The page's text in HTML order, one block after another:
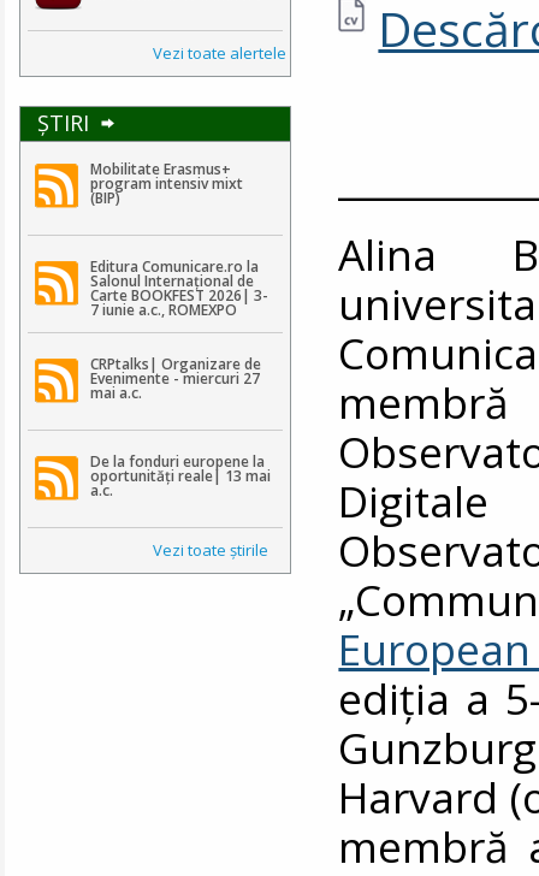
Vezi toate alertele
ŞTIRI
Mobilitate Erasmus+
program intensiv mixt
(BIP)
Editura Comunicare.ro la
Salonul Internațional de
Carte BOOKFEST 2026| 3-
7 iunie a.c., ROMEXPO
CRPtalks| Organizare de
Evenimente - miercuri 27
mai a.c.
De la fonduri europene la
oportunități reale| 13 mai
a.c.
Vezi toate ştirile
Alina
ediția a
Harvard
membră